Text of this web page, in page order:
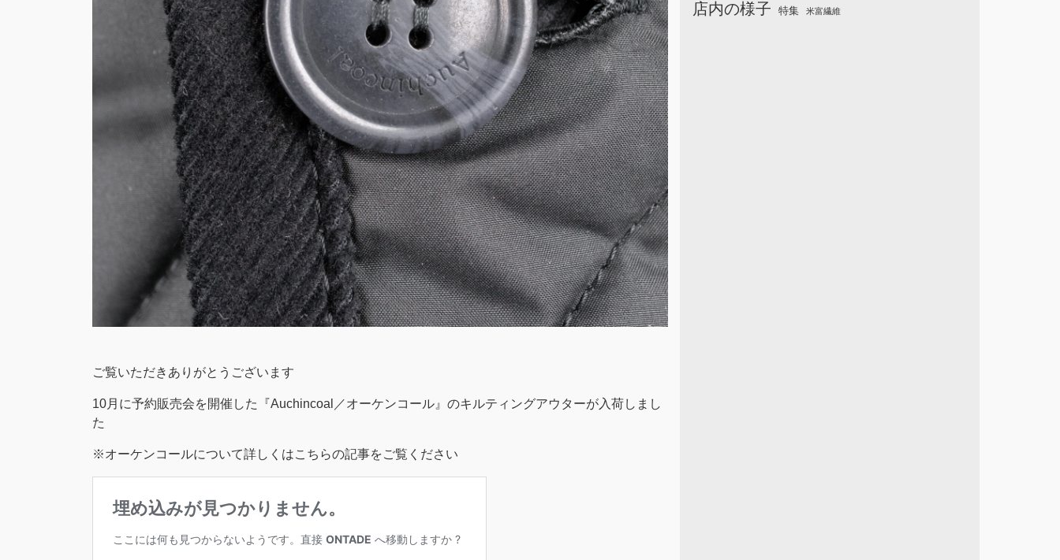
ご覧いただきありがとうございます
10月に予約販売会を開催した『Auchincoal／オーケンコール』のキルティングアウターが入荷しまし
た
※オーケンコールについて詳しくはこちらの記事をご覧ください
店内の様子 特集 米富繊維